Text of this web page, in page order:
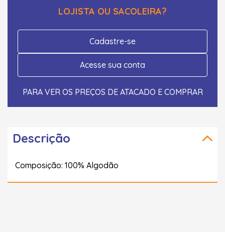
LOJISTA OU SACOLEIRA?
Cadastre-se
Acesse sua conta
PARA VER OS PREÇOS DE ATACADO E COMPRAR
Descrição
Composição: 100% Algodão